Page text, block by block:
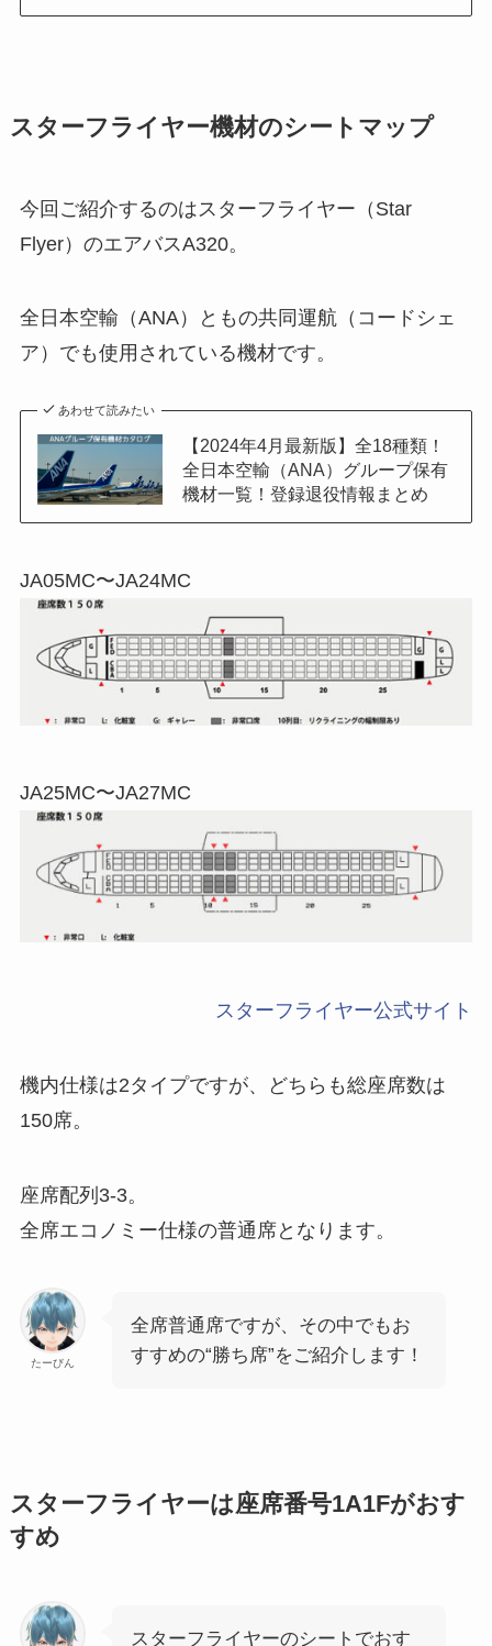
スターフライヤー機材のシートマップ
今回ご紹介するのはスターフライヤー（Star
Flyer）のエアバスA320。
全日本空輸（ANA）ともの共同運航（コードシェ
ア）でも使用されている機材です。
あわせて読みたい
【2024年4月最新版】全18種類！
全日本空輸（ANA）グループ保有
機材一覧！登録退役情報まとめ
JA05MC〜JA24MC
JA25MC〜JA27MC
スターフライヤー公式サイト
機内仕様は2タイプですが、どちらも総座席数は
150席。
座席配列3-3。
全席エコノミー仕様の普通席となります。
たーびん
全席普通席ですが、その中でもお
すすめの“勝ち席”をご紹介します！
スターフライヤーは座席番号1A1Fがおす
すめ
スターフライヤーのシートでおす